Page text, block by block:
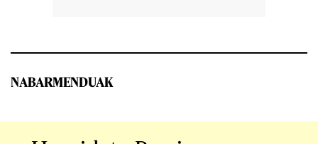
NABARMENDUAK